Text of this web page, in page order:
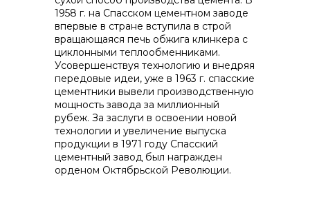
Контакты
1958 г. на Спасском цементном заводе
впервые в стране вступила в строй
вращающаяся печь обжига клинкера с
циклонными теплообменниками.
Усовершенствуя технологию и внедряя
передовые идеи, уже в 1963 г. спасские
цементники вывели производственную
мощность завода за миллионный
рубеж. За заслуги в освоении новой
технологии и увеличение выпуска
продукции в 1971 году Спасский
цементный завод был награжден
орденом Октябрьской Революции.